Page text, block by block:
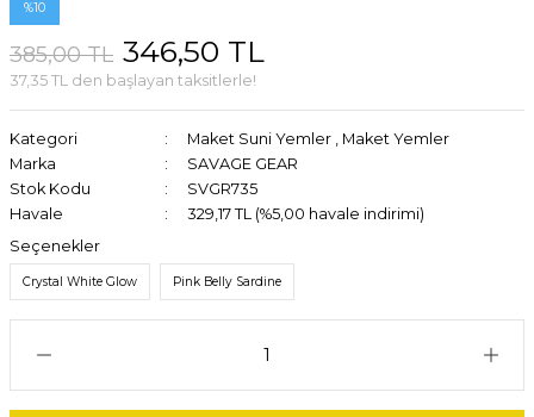
%10
385,00 TL 346,50 TL
37,35 TL den başlayan taksitlerle!
Kategori Maket Suni Yemler , Maket Yemler
Marka
SAVAGE GEAR
Stok Kodu
SVGR735
Havale
329,17 TL (%5,00 havale indirimi)
Seçenekler
Crystal White Glow Pink Belly Sardine